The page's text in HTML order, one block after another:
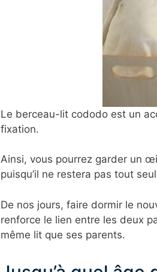
Le berceau-lit cododo est un
fixation.
Ainsi, vous pourrez garder un
puisqu’il ne restera pas tout
De nos jours, faire dormir le
renforce le lien entre les deux
même lit que ses parents.